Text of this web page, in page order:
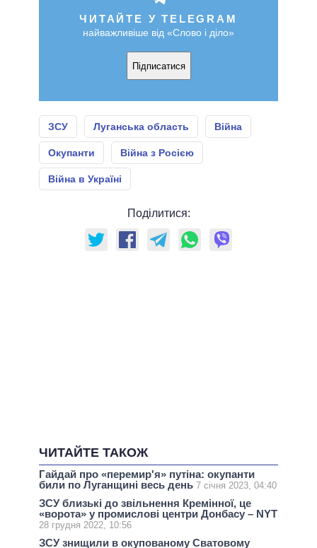
ЧИТАЙТЕ У TELEGRAM
найважливіше від «Слово і діло»
Підписатися
ЗСУ Луганська область Війна
Окупанти Війна з Росією
Війна в Україні
Поділитися:
ЧИТАЙТЕ ТАКОЖ
Гайдай про «перемир'я» путіна: окупанти
били по Луганщині весь день 7 січня 2023, 04:40
ЗСУ близькі до звільнення Кремінної, це
«ворота» у промислові центри Донбасу – NYT
28 грудня 2022, 10:56
ЗСУ знищили в окупованому Сватовому